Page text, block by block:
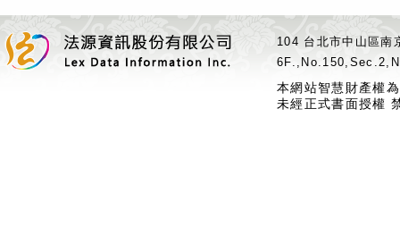
104 台北市中山區
本網站智慧財產權
未經正式書面授權